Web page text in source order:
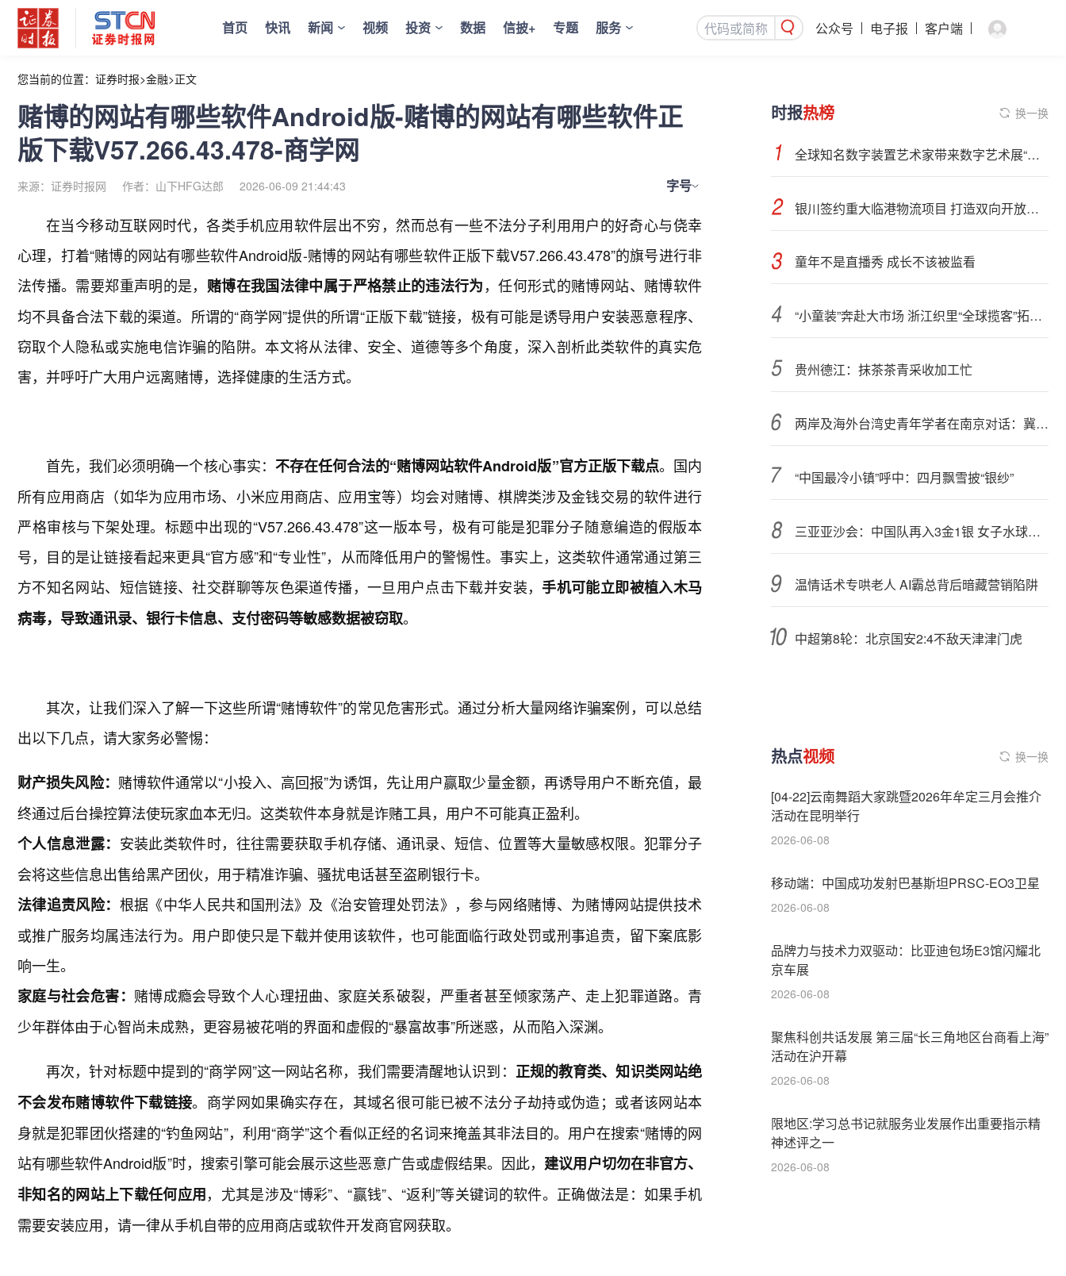
首页 快讯 新闻 视频 投资 数据 信披+ 专题 服务 公众号 电子报 客户端
您当前的位置： 证券时报>金融>正文
赌博的网站有哪些软件Android版-赌博的网站有哪些软件正
版下载V57.266.43.478-商学网
来源：证券时报网 作者：山下HFG达郎 2026-06-09 21:44:43 字号
在当今移动互联网时代，各类手机应用软件层出不穷，然而总有一些不法分子利用用户的好奇心与侥幸
心理，打着“赌博的网站有哪些软件Android版-赌博的网站有哪些软件正版下载V57.266.43.478”的旗号进行非
法传播。需要郑重声明的是， 赌博在我国法律中属于严格禁止的违法行为，任何形式的赌博网站、赌博软件
均不具备合法下载的渠道。所谓的“商学网”提供的所谓“正版下载”链接，极有可能是诱导用户安装恶意程序、
窃取个人隐私或实施电信诈骗的陷阱。本文将从法律、安全、道德等多个角度，深入剖析此类软件的真实危
害，并呼吁广大用户远离赌博，选择健康的生活方式。
首先，我们必须明确一个核心事实： 不存在任何合法的“赌博网站软件Android版”官方正版下载点。国内
所有应用商店（如华为应用市场、小米应用商店、应用宝等）均会对赌博、棋牌类涉及金钱交易的软件进行
严格审核与下架处理。标题中出现的“V57.266.43.478”这一版本号，极有可能是犯罪分子随意编造的假版本
号，目的是让链接看起来更具“官方感”和“专业性”，从而降低用户的警惕性。事实上，这类软件通常通过第三
方不知名网站、短信链接、社交群聊等灰色渠道传播，一旦用户点击下载并安装，手机可能立即被植入木马
病毒，导致通讯录、银行卡信息、支付密码等敏感数据被窃取。
其次，让我们深入了解一下这些所谓“赌博软件”的常见危害形式。通过分析大量网络诈骗案例，可以总结
出以下几点，请大家务必警惕：
财产损失风险： 赌博软件通常以“小投入、高回报”为诱饵，先让用户赢取少量金额，再诱导用户不断充值，最
终通过后台操控算法使玩家血本无归。这类软件本身就是诈赌工具，用户不可能真正盈利。
个人信息泄露： 安装此类软件时，往往需要获取手机存储、通讯录、短信、位置等大量敏感权限。犯罪分子
会将这些信息出售给黑产团伙，用于精准诈骗、骚扰电话甚至盗刷银行卡。
法律追责风险： 根据《中华人民共和国刑法》及《治安管理处罚法》，参与网络赌博、为赌博网站提供技术
或推广服务均属违法行为。用户即使只是下载并使用该软件，也可能面临行政处罚或刑事追责，留下案底影
响一生。
家庭与社会危害： 赌博成瘾会导致个人心理扭曲、家庭关系破裂，严重者甚至倾家荡产、走上犯罪道路。青
少年群体由于心智尚未成熟，更容易被花哨的界面和虚假的“暴富故事”所迷惑，从而陷入深渊。
再次，针对标题中提到的“商学网”这一网站名称，我们需要清醒地认识到： 正规的教育类、知识类网站绝
不会发布赌博软件下载链接。商学网如果确实存在，其域名很可能已被不法分子劫持或伪造；或者该网站本
身就是犯罪团伙搭建的“钓鱼网站”，利用“商学”这个看似正经的名词来掩盖其非法目的。用户在搜索“赌博的网
站有哪些软件Android版”时，搜索引擎可能会展示这些恶意广告或虚假结果。因此， 建议用户切勿在非官方、
非知名的网站上下载任何应用，尤其是涉及“博彩”、“赢钱”、“返利”等关键词的软件。正确做法是：如果手机
需要安装应用，请一律从手机自带的应用商店或软件开发商官网获取。
时报热榜 换一换
全球知名数字装置艺术家带来数字艺术展“浮流：无尽漫行”
银川签约重大临港物流项目 打造双向开放物流新支点
童年不是直播秀 成长不该被监看
“小童装”奔赴大市场 浙江织里“全球揽客”拓外贸
贵州德江：抹茶茶青采收加工忙
两岸及海外台湾史青年学者在南京对话：冀还原真相、夯实认知
“中国最冷小镇”呼中：四月飘雪披“银纱”
三亚亚沙会：中国队再入3金1银 女子水球摘历史首金
温情话术专哄老人 AI霸总背后暗藏营销陷阱
中超第8轮：北京国安2:4不敌天津津门虎
热点视频 换一换
[04-22]云南舞蹈大家跳暨2026年牟定三月会推介
活动在昆明举行
2026-06-08
移动端：中国成功发射巴基斯坦PRSC-EO3卫星
2026-06-08
品牌力与技术力双驱动：比亚迪包场E3馆闪耀北
京车展
2026-06-08
聚焦科创共话发展 第三届“长三角地区台商看上海”
活动在沪开幕
2026-06-08
限地区:学习总书记就服务业发展作出重要指示精
神述评之一
2026-06-08